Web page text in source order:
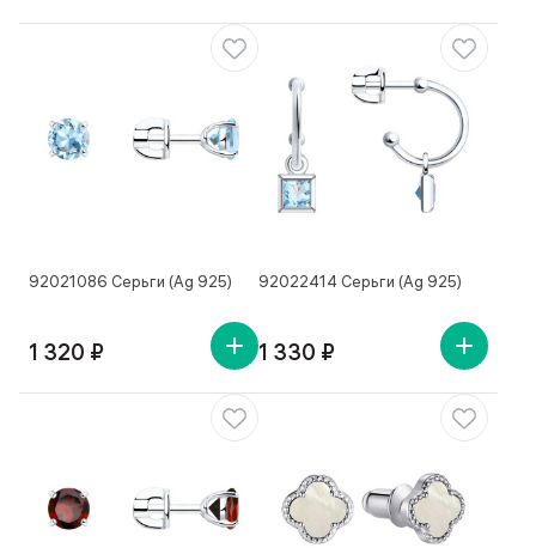
92021086 Серьги (Ag 925)
1 320 ₽
92022414 Серьги (Ag 925)
1 330 ₽